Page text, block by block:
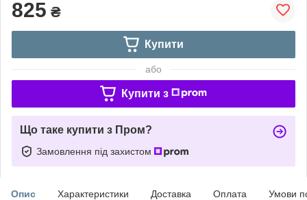
825 ₴
Купити
або
Купити з
Що таке купити з Пром?
Замовлення під захистом
Опис Характеристики Доставка Оплата Умови